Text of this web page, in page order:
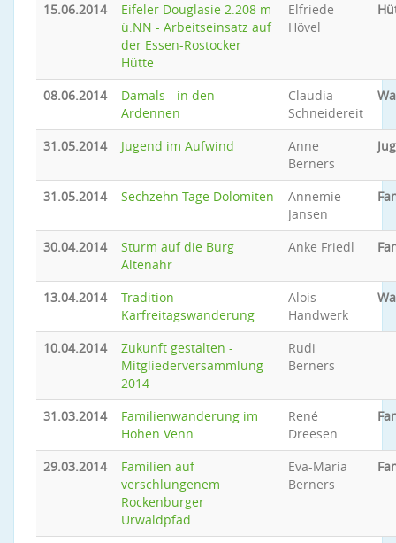
15.06.2014
Eifeler Douglasie 2.208 m
ü.NN - Arbeitseinsatz auf
der Essen-Rostocker
Hütte
Elfriede
Hövel
08.06.2014
Damals - in den
Ardennen
Claudia
Schneidereit
31.05.2014 Jugend im Aufwind
Anne
Berners
31.05.2014 Sechzehn Tage Dolomiten
Annemie
Jansen
30.04.2014
Sturm auf die Burg
Altenahr
Anke Friedl
13.04.2014
Tradition
Karfreitagswanderung
Alois
Handwerk
10.04.2014
Zukunft gestalten -
Mitgliederversammlung
2014
Rudi
Berners
31.03.2014
Familienwanderung im
Hohen Venn
René
Dreesen
29.03.2014
Familien auf
verschlungenem
Rockenburger
Urwaldpfad
Eva-Maria
Berners